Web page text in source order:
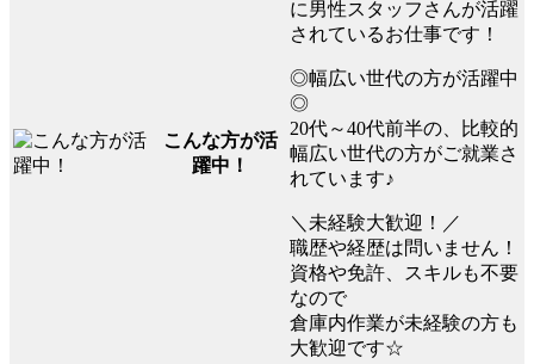
こんな方が活
躍中！
に男性スタッフさんが活躍
されているお仕事です！
◎幅広い世代の方が活躍中
◎
20代～40代前半の、比較的
幅広い世代の方がご就業さ
れています♪
＼未経験大歓迎！／
職歴や経歴は問いません！
資格や免許、スキルも不要
なので
倉庫内作業が未経験の方も
大歓迎です☆